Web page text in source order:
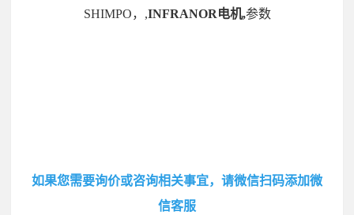
SHIMPO，,INFRANOR电机,参数
如果您需要询价或咨询相关事宜，请微信扫码添加微
信客服